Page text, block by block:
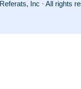
Inc · All rights